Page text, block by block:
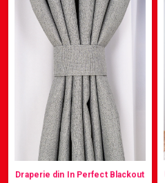
Draperie din In Perfect Blackout